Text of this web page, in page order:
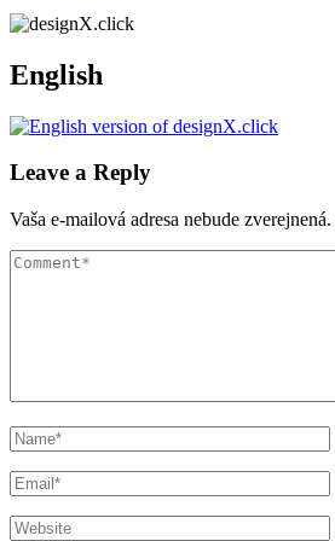
English
Leave a Reply
Vaša e-mailová adresa nebude zverejnená.